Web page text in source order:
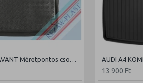
AUDI A4 AVANT Méretpontos csomagtértálca
13 900 Ft